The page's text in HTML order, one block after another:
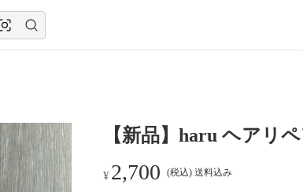
【新品】haru ヘアリ
¥ 2,700 (税込) 送料込み